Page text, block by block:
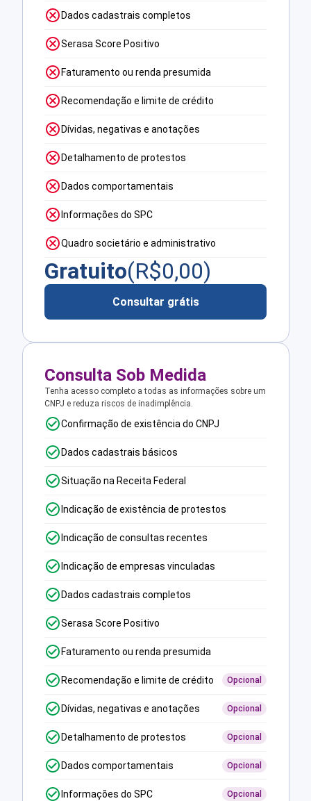
Dados cadastrais completos
Serasa Score Positivo
Faturamento ou renda presumida
Recomendação e limite de crédito
Dívidas, negativas e anotações
Detalhamento de protestos
Dados comportamentais
Informações do SPC
Quadro societário e administrativo
Gratuito(R$0,00)
Consultar grátis
Consulta Sob Medida
Tenha acesso completo a todas as informações sobre um
CNPJ e reduza riscos de inadimplência.
Confirmação de existência do CNPJ
Dados cadastrais básicos
Situação na Receita Federal
Indicação de existência de protestos
Indicação de consultas recentes
Indicação de empresas vinculadas
Dados cadastrais completos
Serasa Score Positivo
Faturamento ou renda presumida
Recomendação e limite de crédito Opcional
Dívidas, negativas e anotações Opcional
Detalhamento de protestos Opcional
Dados comportamentais Opcional
Informações do SPC Opcional